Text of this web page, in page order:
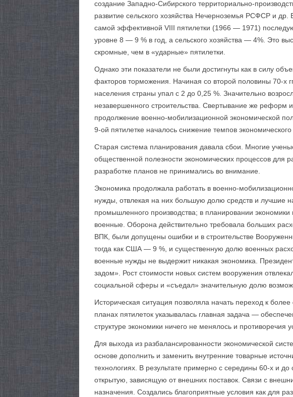
создание Западно-Сибирского территориально-
развитие сельского хозяйства Нечерноземья РСФСР и
самой эффективной VIII пятилетки (1966 — 1971)
уровне 8 — 9 % в год, а сельского хозяйства — 4%. Это
скромные, чем в «ударные» пятилетки.
Однако эти показатели не были достигнуты как в силу
факторов торможения. Начиная со второй половины 70-х
населения страны упал с 2 до 0,25 %. Значительно
незавершенного строительства. Свертывание же реформ
продолжение военно-мобилизационной экономической
9-ой пятилетке началось снижение темпов экономического
Старая система планирования давала сбои. Многие
общественной полезности экономических процессов для
разработке планов не принимались во внимание.
Экономика продолжала работать в военно-
нужды, отвлекая на них большую долю средств и
промышленного производства; в планировании
военные. Оборона действительно требовала больших
ВПК, были допущены ошибки и в строительстве
тогда как США — 9 %, и существенную долю военных
военные нужды не выдержит никакая экономика.
задом». Рост стоимости новых систем вооружения
социальной сферы и «съедал» значительную долю
Историческая ситуация позволяла начать переход к
планах пятилеток указывалась главная задача —
структуре экономики ничего не менялось и противоречия
Для выхода из разбалансированности экономической
основе дополнить и заменить внутренние товарные
технологиях. В результате примерно с середины 60-х и
открытую, зависящую от внешних поставок. Связи с
назначения. Создались благоприятные условия как для